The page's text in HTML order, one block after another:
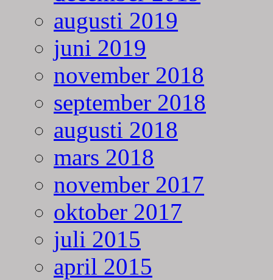
augusti 2019
juni 2019
november 2018
september 2018
augusti 2018
mars 2018
november 2017
oktober 2017
juli 2015
april 2015